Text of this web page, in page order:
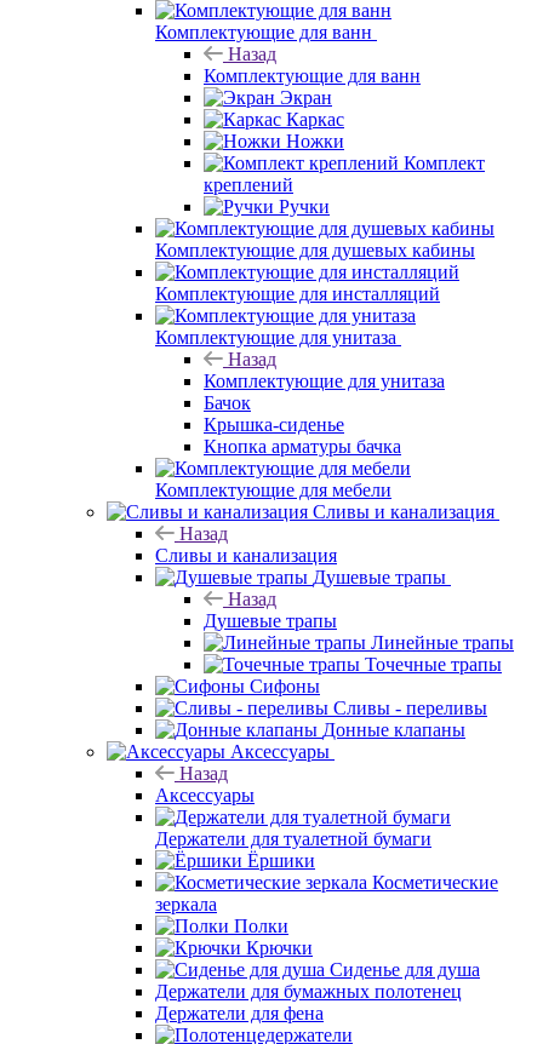
Комплектующие для ванн
Назад
Комплектующие для ванн
Экран
Каркас
Ножки
Комплект
креплений
Ручки
Комплектующие для душевых кабины
Комплектующие для инсталляций
Комплектующие для унитаза
Назад
Комплектующие для унитаза
Бачок
Крышка-сиденье
Кнопка арматуры бачка
Комплектующие для мебели
Сливы и канализация
Назад
Сливы и канализация
Душевые трапы
Назад
Душевые трапы
Линейные трапы
Точечные трапы
Сифоны
Сливы - переливы
Донные клапаны
Аксессуары
Назад
Аксессуары
Держатели для туалетной бумаги
Ёршики
Косметические
зеркала
Полки
Крючки
Сиденье для душа
Держатели для бумажных полотенец
Держатели для фена